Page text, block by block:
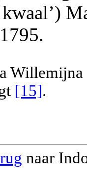
Willemijna
[15].
naar